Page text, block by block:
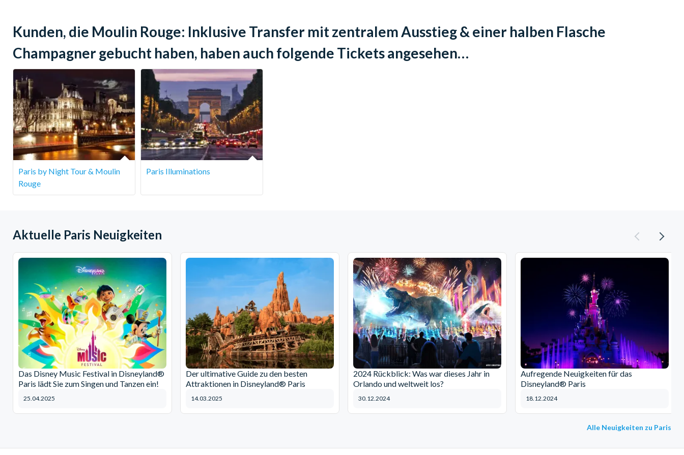
Kunden, die Moulin Rouge: Inklusive Transfer mit zentralem Ausstieg & einer halben Flasche
Champagner gebucht haben, haben auch folgende Tickets angesehen…
Paris by Night Tour & Moulin
Rouge
Paris Illuminations
Aktuelle Paris Neuigkeiten
Das Disney Music Festival in Disneyland®
Paris lädt Sie zum Singen und Tanzen ein!
25.04.2025
Der ultimative Guide zu den besten
Attraktionen in Disneyland® Paris
14.03.2025
2024 Rückblick: Was war dieses Jahr in
Orlando und weltweit los?
30.12.2024
Aufregende Neuigkeiten für das
Disneyland® Paris
18.12.2024
Alle Neuigkeiten zu Paris